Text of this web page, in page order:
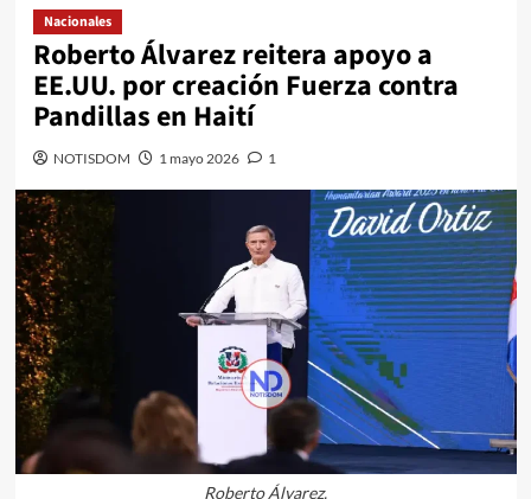
Nacionales
Roberto Álvarez reitera apoyo a
EE.UU. por creación Fuerza contra
Pandillas en Haití
NOTISDOM 1 mayo 2026 1
Roberto Álvarez.